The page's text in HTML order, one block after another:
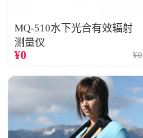
MQ-510水下光合有效辐射
测量仪
¥0 ¥0